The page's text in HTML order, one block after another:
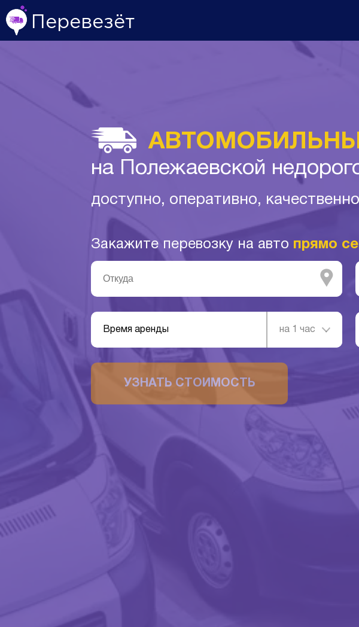
Перевезёт
на Полежаевской
доступно, оперативно, качественно
Закажите перевозку на авто прямо
Время аренды на 1 час
УЗНАТЬ СТОИМОСТЬ